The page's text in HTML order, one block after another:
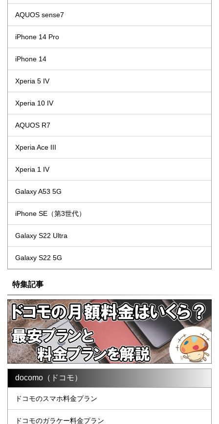
AQUOS sense7
iPhone 14 Pro
iPhone 14
Xperia 5 IV
Xperia 10 IV
AQUOS R7
Xperia Ace III
Xperia 1 IV
Galaxy A53 5G
iPhone SE（第3世代）
Galaxy S22 Ultra
Galaxy S22 5G
特集記事
docomo（ドコモ）
ドコモのスマホ料金プラン
ドコモのガラケー料金プラン